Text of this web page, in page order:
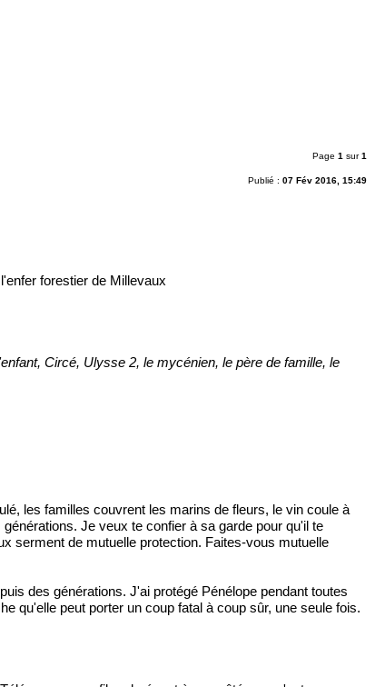
Page 1 sur1
Publié : 07 Fév 2016, 15:49
forestier de Millevaux
Circé, Ulysse 2, le mycénien, le père de famille, le
les familles couvrent les marins de fleurs, le vin coule à
Je veux te confier à sa garde pour qu'il te
serment de mutuelle protection. Faites-vous mutuelle
des générations. J'ai protégé Pénélope pendant toutes
qu'elle peut porter un coup fatal à coup sûr, une seule fois.